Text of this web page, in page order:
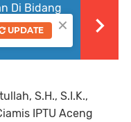
Di Bidang
Jajawar
S.H., S.I.K.,
IPTU Aceng
×
UPDATE